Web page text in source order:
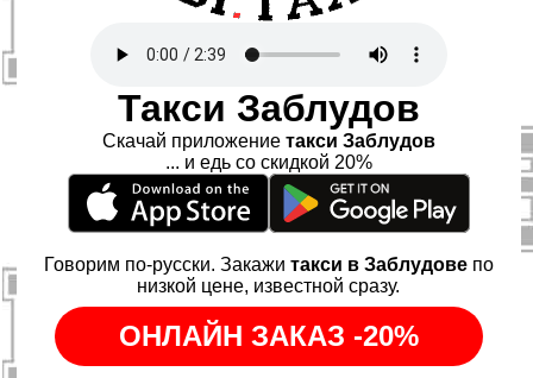
Такси Заблудов
Скачай приложение такси Заблудов
... и едь со скидкой 20%
Говорим по-русски. Закажи такси в Заблудове по
низкой цене, известной сразу.